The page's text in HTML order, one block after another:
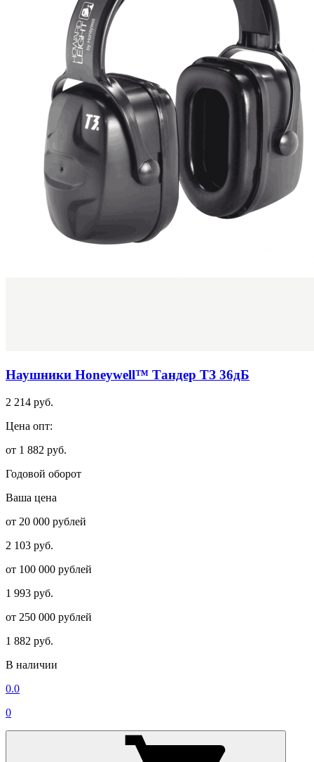
Наушники Honeywell™ Тандер ТЗ 36дБ
2 214 руб.
Цена опт:
от 1 882 руб.
Годовой оборот
Ваша цена
от 20 000 рублей
2 103 руб.
от 100 000 рублей
1 993 руб.
от 250 000 рублей
1 882 руб.
В наличии
0.0
0